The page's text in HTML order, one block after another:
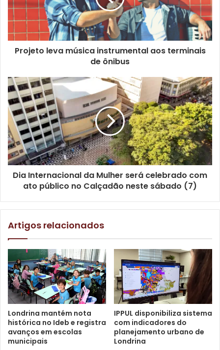
Grand Slam 2026. Reforçando a sua posição entre as
principais referências do Taekwondo brasileiro. “Foi uma
experiência incrível e ainda consegui ganhar o prêmio de
melhor atleta. É um sonho que eu tenho desde criança”,
disse.
Liz ainda destacou a importância de Londrina contar com
uma equipe tão empenhada e projeto vitorioso. “Eles
trabalham sério, almejam os mesmos sonhos e objetivos
que eu. Esse resultado é fruto do nosso trabalho”, frisou.
Com a convocação garantida, ela representará o Brasil no
Pan Americano, nos dias 7 a 10 de maio, no Rio de Janeiro.
Resultados – Grand Slam 2026
Infantil
Juvenil
Rafaela Lare – OURO
Sub-21
Nicolas Pereira – OURO
Projeto leva música instrumental aos terminais
de ônibus
Dia Internacional da Mulher será celebrado com
ato público no Calçadão neste sábado (7)
Artigos relacionados
Londrina mantém nota
histórica no Ideb e registra
avanços em escolas
municipais
IPPUL disponibiliza sistema
com indicadores do
planejamento urbano de
Londrina